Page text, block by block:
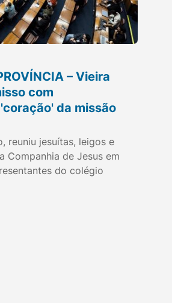
– Vieira
com
da missão
reuniu jesuítas, leigos e
Companhia de Jesus em
do colégio